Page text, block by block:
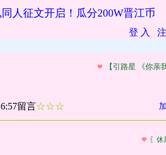
人征文开启！瓜分200W晋江币
登 入
【引路星 《你亲
留言☆☆☆
〖